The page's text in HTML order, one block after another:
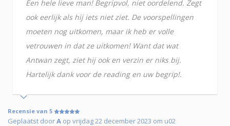
Een hele lieve man! Begripvol, niet oordelend. Zegt
ook eerlijk als hij iets niet ziet. De voorspellingen
moeten nog uitkomen, maar ik heb er volle
vetrouwen in dat ze uitkomen! Want dat wat
Antwan zegt, ziet hij ook en verzin er niks bij.
Hartelijk dank voor de reading en uw begrip!.
Recensie van 5
Geplaatst doorA op vrijdag 22 december 2023 om u02